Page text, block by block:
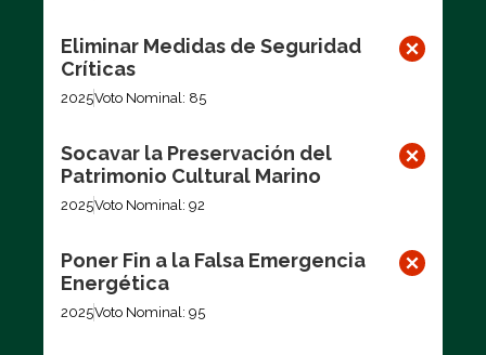
Eliminar Medidas de Seguridad
Críticas
2025Voto Nominal: 85
Socavar la Preservación del
Patrimonio Cultural Marino
2025Voto Nominal: 92
Poner Fin a la Falsa Emergencia
Energética
2025Voto Nominal: 95